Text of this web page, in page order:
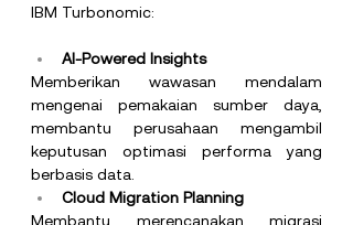
IBM Turbonomic:
AI-Powered Insights
Memberikan wawasan mendalam
mengenai pemakaian sumber daya,
membantu perusahaan mengambil
keputusan optimasi performa yang
berbasis data.
Cloud Migration Planning